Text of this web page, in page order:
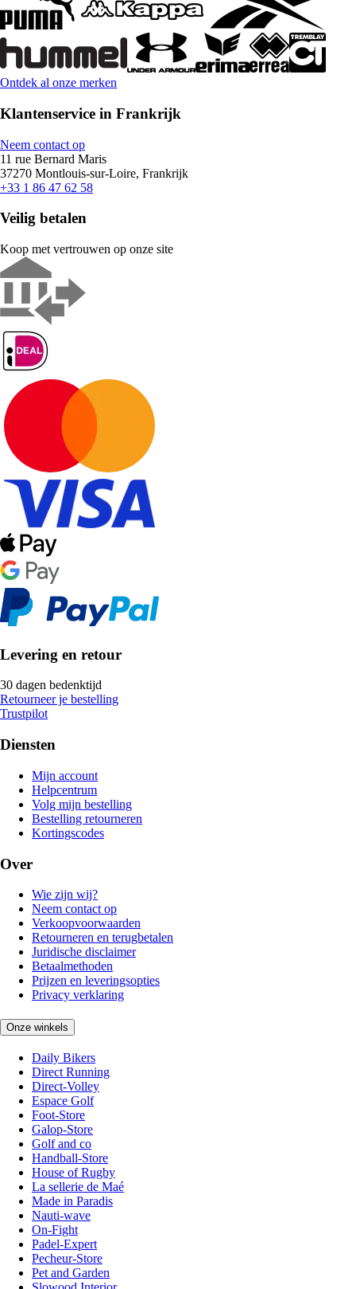
Ontdek al onze merken
Klantenservice in Frankrijk
Neem contact op
11 rue Bernard Maris
37270 Montlouis-sur-Loire, Frankrijk
+33 1 86 47 62 58
Veilig betalen
Koop met vertrouwen op onze site
Levering en retour
30 dagen bedenktijd
Retourneer je bestelling
Trustpilot
Diensten
Mijn account
Helpcentrum
Volg mijn bestelling
Bestelling retourneren
Kortingscodes
Over
Wie zijn wij?
Neem contact op
Verkoopvoorwaarden
Retourneren en terugbetalen
Juridische disclaimer
Betaalmethoden
Prijzen en leveringsopties
Privacy verklaring
Onze winkels
Daily Bikers
Direct Running
Direct-Volley
Espace Golf
Foot-Store
Galop-Store
Golf and co
Handball-Store
House of Rugby
La sellerie de Maé
Made in Paradis
Nauti-wave
On-Fight
Padel-Expert
Pecheur-Store
Pet and Garden